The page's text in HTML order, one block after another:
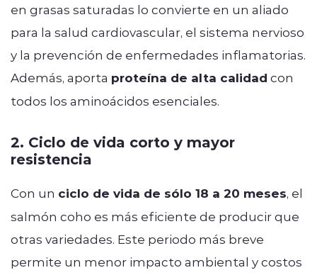
en grasas saturadas lo convierte en un aliado
para la salud cardiovascular, el sistema nervioso
y la prevención de enfermedades inflamatorias.
Además, aporta proteína de alta calidad con
todos los aminoácidos esenciales.
2. Ciclo de vida corto y mayor
resistencia
Con un ciclo de vida de sólo 18 a 20 meses, el
salmón coho es más eficiente de producir que
otras variedades. Este periodo más breve
permite un menor impacto ambiental y costos